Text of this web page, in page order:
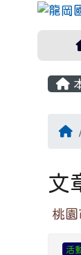
文
桃
活